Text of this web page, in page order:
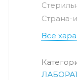
Страна-
Все